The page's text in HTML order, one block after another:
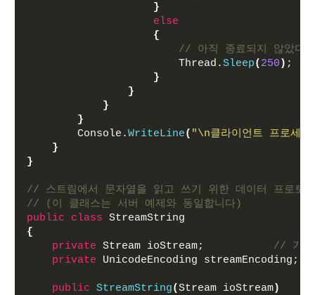
}
else
{
// 아직 종료되지 않았다
                        Thread.
Sleep( 250 ) ;
}
}
}
}
        Console.
WriteLine( "\n클라이언트 프로세
}
}
// 스트림에서 문자열을 읽고 쓰기 위한 데이터 프로토
// (이 클래스는 서버 예제와 동일합니다)
public
class StreamString
{
private Stream ioStream; // 기본
private UnicodeEncoding streamEncoding;
public StreamString(Stream ioStream)